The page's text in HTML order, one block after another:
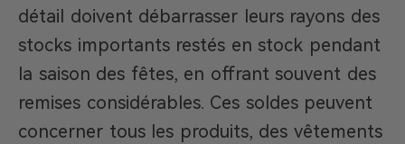
détail doivent débarrasser leurs rayons des
stocks importants restés en stock pendant
la saison des fêtes, en offrant souvent des
remises considérables. Ces soldes peuvent
concerner tous les produits, des vêtements